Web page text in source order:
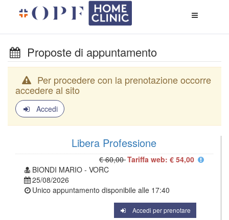
di
Proposte di appuntamento
Per procedere con la prenotazione occorre
accedere al sito
Accedi
Libera Professione
€ 60,00Tariffa web: € 54,00
BIONDI MARIO - VORC
25/08/2026
Unico appuntamento disponibile alle 17:40
Accedi per prenotare